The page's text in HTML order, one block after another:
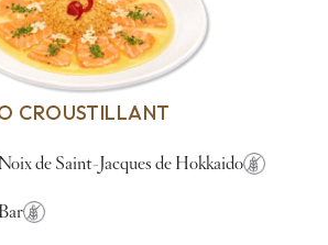
CROUSTILLANT
Noix de Saint-Jacques de Hokkaido
Bar